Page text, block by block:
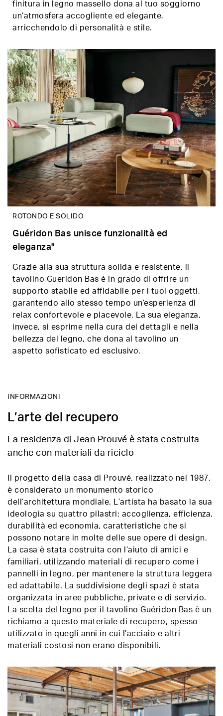
finitura in legno massello dona al tuo soggiorno
un’atmosfera accogliente ed elegante,
arricchendolo di personalità e stile.
ROTONDO E SOLIDO
Guéridon Bas unisce funzionalità ed
eleganza"
Grazie alla sua struttura solida e resistente, il
tavolino Gueridon Bas è in grado di offrire un
supporto stabile ed affidabile per i tuoi oggetti,
garantendo allo stesso tempo un’esperienza di
relax confortevole e piacevole. La sua eleganza,
invece, si esprime nella cura dei dettagli e nella
bellezza del legno, che dona al tavolino un
aspetto sofisticato ed esclusivo.
INFORMAZIONI
L’arte del recupero
La residenza di Jean Prouvé è stata costruita
anche con materiali da riciclo
Il progetto della casa di Prouvé, realizzato nel 1987,
è considerato un monumento storico
dell’architettura mondiale. L’artista ha basato la sua
ideologia su quattro pilastri: accoglienza, efficienza,
durabilità ed economia, caratteristiche che si
possono notare in molte delle sue opere di design.
La casa è stata costruita con l’aiuto di amici e
familiari, utilizzando materiali di recupero come i
pannelli in legno, per mantenere la struttura leggera
ed adattabile. La suddivisione degli spazi è stata
organizzata in aree pubbliche, private e di servizio.
La scelta del legno per il tavolino Guéridon Bas è un
richiamo a questo materiale di recupero, spesso
utilizzato in quegli anni in cui l’acciaio e altri
materiali costosi non erano disponibili.